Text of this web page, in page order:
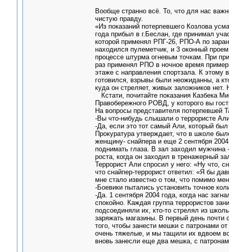
Вообще странно всё. То, что для нас
чистую правду.
«Из показаний потерпевшего Козлова
года прибыл в г.Беслан, где принимал
которой применял РПГ-26, РПО-А по
находился пулеметчик, и 3 оконный
процессе штурма огневым точкам. При
раз применял РПО в ночное время
этаже с направления спортзала. К
готовился, взрывы были неожиданны, а
куда он стреляет, живых заложников
Кстати, почитайте показания Казбека
Правобережного РОВД, у которого вы
На вопросы представителя
-Вы что-нибудь слышали о террористе
-Да, если это тот самый Али, который
Прокуратура утверждает, что в школе
женщину- снайпера и еще 2 сентября
поднимать глаза. В зал заходил мужчина
роста, когда он заходил в тренажерный
Террорист Али спросил у него: «Ну что,
что снайпер-террорист ответил: «Я бы
мне стало известно о том, что помимо
-Боевики пытались установить точное
-Да. 1 сентября 2004 года, когда нас
спокойно. Каждая группа террористов
подсоединяли их, кто-то стрелял из
заряжать магазины. В первый день
того, чтобы занести мешки с патронами
очень тяжелые, и мы тащили их вдвоем
вновь занесли еще два мешка, с